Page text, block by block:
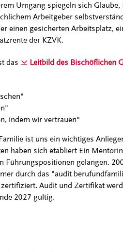
Umgang spiegeln sich
Arbeitgeber
einen gesicherten Arbeitsplatz,
der KZVK.
das Leitbild des Bischöflichen
indem wir vertrauen"
ist uns ein wichtiges
haben sich etabliert Ein
Führungspositionen gelangen.
durch das "audit
Audit und Zertifikat
2027 gültig.